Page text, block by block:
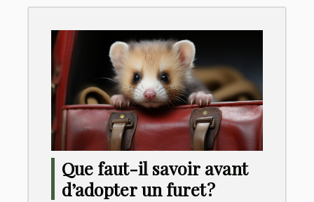
Que faut-il savoir avant
d’adopter un furet ?